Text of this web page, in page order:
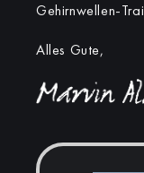
Gehirnwellen-
Alles Gute,